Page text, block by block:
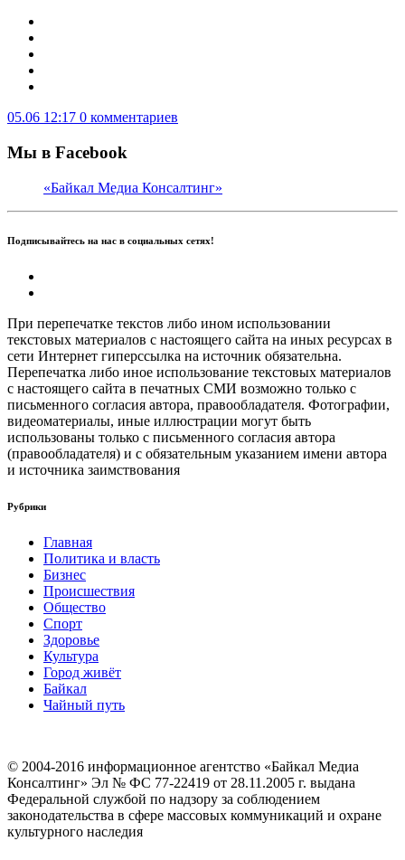
05.06 12:17 0 комментариев
Мы в Facebook
«Байкал Медиа Консалтинг»
Подписывайтесь на нас в социальных сетях!
При перепечатке текстов либо ином использовании
текстовых материалов с настоящего сайта на иных ресурсах в
сети Интернет гиперссылка на источник обязательна.
Перепечатка либо иное использование текстовых материалов
с настоящего сайта в печатных СМИ возможно только с
письменного согласия автора, правообладателя. Фотографии,
видеоматериалы, иные иллюстрации могут быть
использованы только с письменного согласия автора
(правообладателя) и с обязательным указанием имени автора
и источника заимствования
Рубрики
Главная
Политика и власть
Бизнес
Происшествия
Общество
Cпорт
Здоровье
Культура
Город живёт
Байкал
Чайный путь
© 2004-2016 информационное агентство «Байкал Медиа
Консалтинг» Эл № ФС 77-22419 от 28.11.2005 г. выдана
Федеральной службой по надзору за соблюдением
законодательства в сфере массовых коммуникаций и охране
культурного наследия